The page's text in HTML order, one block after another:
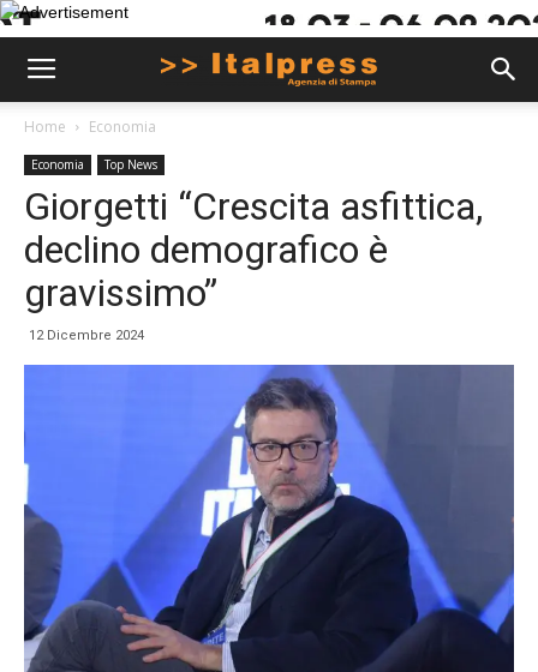
Home Economia
Economia Top News
Giorgetti “Crescita asfittica,
declino demografico è
gravissimo”
12 Dicembre 2024